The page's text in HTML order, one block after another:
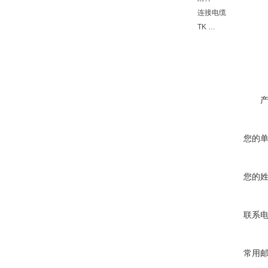
连接电缆
TK …
您的
您的
联系
常用